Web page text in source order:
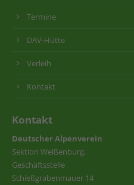
Termine
DAV-Hütte
Verleih
Kontakt
Kontakt
Deutscher Alpenverein
Sektion Weißenburg,
Geschäftsstelle
Schießgrabenmauer 14